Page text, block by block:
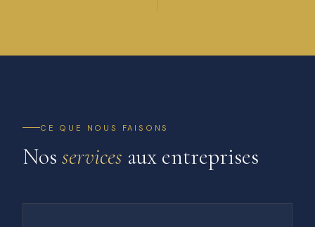
CE QUE NOUS FAISONS
Nos services aux entreprises